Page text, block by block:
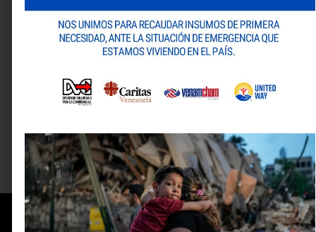
1/83
ANTERIOR
Edición 387
SIGUIENTE
Edición 390